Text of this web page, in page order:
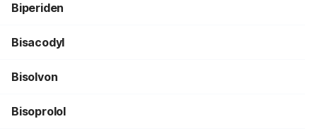
Biperiden
Bisacodyl
Bisolvon
Bisoprolol